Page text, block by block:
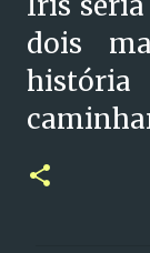
dois